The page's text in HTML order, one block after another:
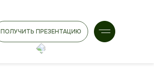
ПОЛУЧИТЬ ПРЕЗЕНТАЦИЮ